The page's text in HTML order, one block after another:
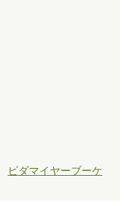
ビダマイヤーブーケ